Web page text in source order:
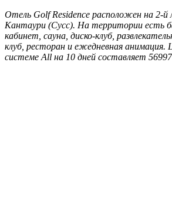
Отель Golf Residence расположен на 2-й
Кантаури (Сусс). На территории есть
кабинет, сауна, диско-клуб,
клуб, ресторан и ежедневная анимация.
системе All на 10 дней составляет